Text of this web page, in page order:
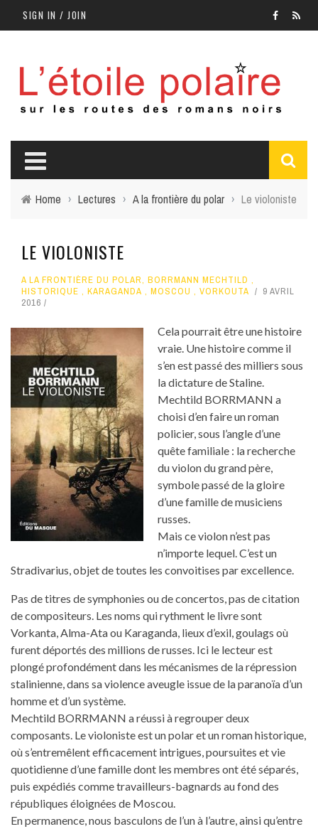
SIGN IN / JOIN
Home › Lectures › A la frontière du polar › Le violoniste
LE VIOLONISTE
A LA FRONTIÈRE DU POLAR, BORRMANN MECHTILD ,
HISTORIQUE , KARAGANDA , MOSCOU , VORKOUTA
9 AVRIL
2016
Cela pourrait être une histoire
vraie. Une histoire comme il
s’en est passé des milliers sous
la dictature de Staline.
Mechtild BORRMANN a
choisi d’en faire un roman
policier, sous l’angle d’une
quête familiale : la recherche
du violon du grand père,
symbole passé de la gloire
d’une famille de musiciens
russes.
Mais ce violon n’est pas
n’importe lequel. C’est un
Stradivarius, objet de toutes les convoitises par excellence.
Pas de titres de symphonies ou de concertos, pas de citation
de compositeurs. Les noms qui rythment le livre sont
Vorkanta, Alma-Ata ou Karaganda, lieux d’exil, goulags où
furent déportés des millions de russes. Ici le lecteur est
plongé profondément dans les mécanismes de la répression
stalinienne, dans sa violence aveugle issue de la paranoïa d’un
homme et d’un système.
Mechtild BORRMANN a réussi à regrouper deux
composants. Le violoniste est un polar et un roman historique,
où s’entremêlent efficacement intrigues, poursuites et vie
quotidienne d’une famille dont les membres ont été séparés,
puis expédiés comme travailleurs-bagnards au fond des
républiques éloignées de Moscou.
En permanence, nous basculons de l’un à l’autre, ainsi qu’entre